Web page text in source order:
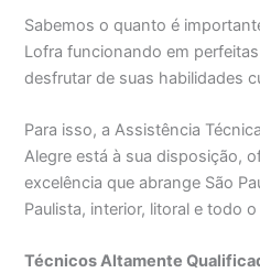
Sabemos o quanto é
Lofra funcionando em
desfrutar de suas habilidades
Para isso, a Assistência
Alegre está à sua disposição,
excelência que abrange São
Paulista, interior, litoral e todo o
Técnicos Altamente